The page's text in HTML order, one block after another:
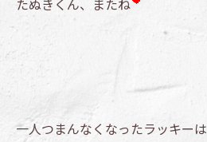
たぬきくん、またね
一人つまんなくなったラッキーは